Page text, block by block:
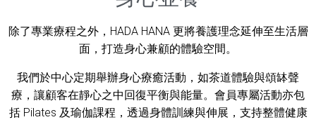
除了專業療程之外，HADA HANA 更將養護理念延伸至生活層
面，打造身心兼顧的體驗空間。
我們於中心定期舉辦身心療癒活動，如茶道體驗與頌缽聲
療，讓顧客在靜心之中回復平衡與能量。 會員專屬活動亦包
括 Pilates 及瑜伽課程，透過身體訓練與伸展，支持整體健康